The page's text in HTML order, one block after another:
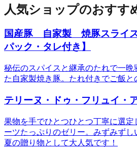
人気ショップのおすす
国産豚 自家製 焼豚スライ
パック・タレ付き】
秘伝のスパイスと継承のたれで一
た自家製焼き豚。たれ付きでご飯と
テリーヌ・ドゥ・フリュイ・
果物を手でひとつひとつ丁寧に選
ーツたっぷりのゼリー。みずみず
夏の贈り物として大人気です！